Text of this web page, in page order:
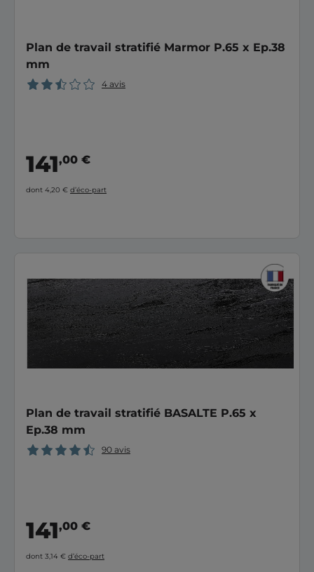
Plan de travail stratifié Marmor P.65 x Ep.38
mm
4 avis
141,00 €
dont 4,20 € d’éco-part
Plan de travail stratifié BASALTE P.65 x
Ep.38 mm
90 avis
141,00 €
dont 3,14 € d’éco-part